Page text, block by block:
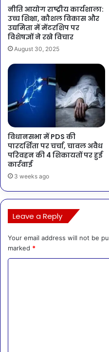
नीति आयोग राष्ट्रीय कार्यशाला:
उच्च शिक्षा, कौशल विकास और
उद्यमिता में मेंटरशिप पर
विशेषज्ञों ने रखे विचार
August 30, 2025
विधानसभा में PDS की
पारदर्शिता पर चर्चा, चावल अवैध
परिवहन की 4 शिकायतों पर हुई
कार्रवाई
3 weeks ago
Leave a Reply
Your email address will not be
marked *